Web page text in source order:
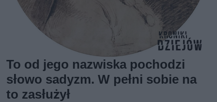
To od jego nazwiska pochodzi
słowo sadyzm. W pełni sobie na
to zasłużył